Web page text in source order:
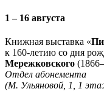
1 – 16 августа
Книжная выставка «
к 160-летию со дня
Мережковского
Отдел абонемента
(М. Ульяновой, 1, 1